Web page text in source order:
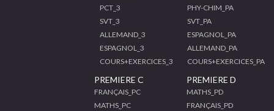
PCT_3
SVT_3
ALLEMAND_3
ESPAGNOL_3
COURS+EXERCICES_3
PHY-CHIM_PA
SVT_PA
ESPAGNOL_PA
ALLEMAND_PA
COURS+EXERCICES_PA
PREMIERE C
FRANÇAIS_PC
MATHS_PC
PREMIERE D
MATHS_PD
FRANÇAIS_PD